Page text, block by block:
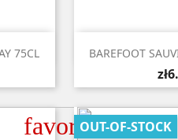
75CL 
BAREFOOT
favorite_border
OUT-OF-STOCK